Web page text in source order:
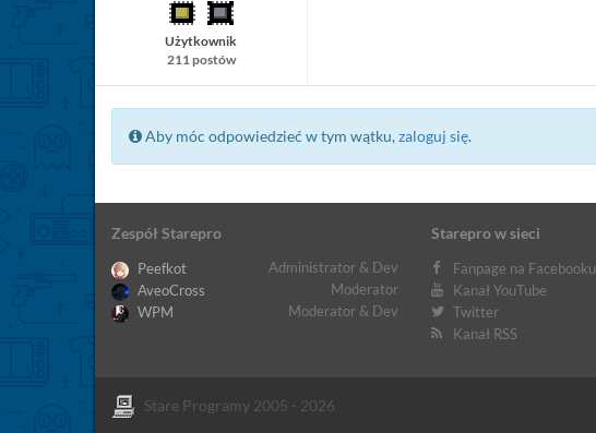
Użytkownik
211 postów
Aby móc odpowiedzieć w tym wątku,zaloguj się.
Zespół Starepro
Peefkot
Administrator & Dev
AveoCross
Moderator
WPM
Moderator & Dev
Starepro w sieci
Fanpage na Facebooku
Kanał YouTube
Twitter
Kanał RSS
Stare Programy 2005 - 2026